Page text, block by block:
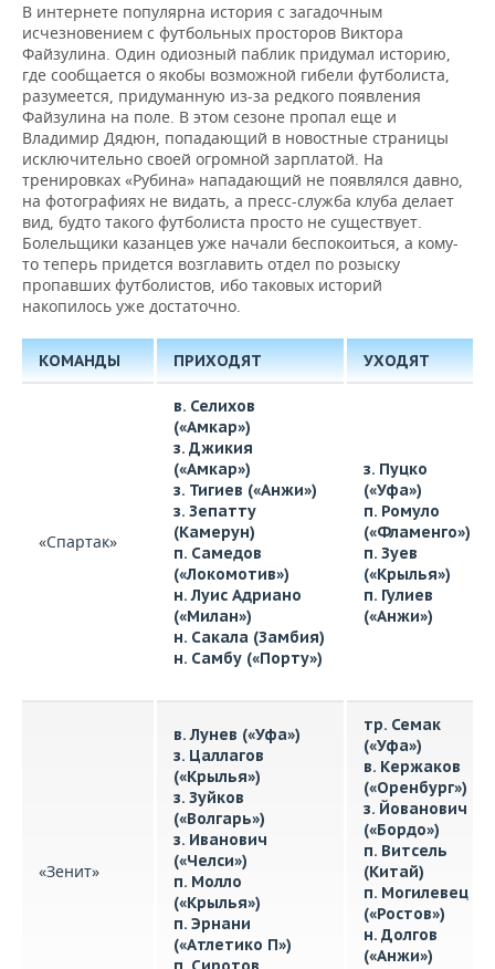
В интернете популярна история с загадочным
исчезновением с футбольных просторов Виктора
Файзулина. Один одиозный паблик придумал историю,
где сообщается о якобы возможной гибели футболиста,
разумеется, придуманную из-за редкого появления
Файзулина на поле. В этом сезоне пропал еще и
Владимир Дядюн, попадающий в новостные страницы
исключительно своей огромной зарплатой. На
тренировках «Рубина» нападающий не появлялся давно,
на фотографиях не видать, а пресс-служба клуба делает
вид, будто такого футболиста просто не существует.
Болельщики казанцев уже начали беспокоиться, а кому-
то теперь придется возглавить отдел по розыску
пропавших футболистов, ибо таковых историй
накопилось уже достаточно.
КОМАНДЫ ПРИХОДЯТ УХОДЯТ
«Спартак»
в. Селихов
(«Амкар»)
з. Джикия
(«Амкар»)
з. Тигиев («Анжи»)
з. Зепатту
(Камерун)
п. Самедов
(«Локомотив»)
н. Луис Адриано
(«Милан»)
н. Сакала (Замбия)
н. Самбу («Порту»)
з. Пуцко
(«Уфа»)
п. Ромуло
(«Фламенго»)
п. Зуев
(«Крылья»)
п. Гулиев
(«Анжи»)
«Зенит»
в. Лунев («Уфа»)
з. Цаллагов
(«Крылья»)
з. Зуйков
(«Волгарь»)
з. Иванович
(«Челси»)
п. Молло
(«Крылья»)
п. Эрнани
(«Атлетико П»)
тр. Семак
(«Уфа»)
в. Кержаков
(«Оренбург»)
з. Йованович
(«Бордо»)
п. Витсель
(Китай)
п. Могилевец
(«Ростов»)
н. Долгов
(«Анжи»)